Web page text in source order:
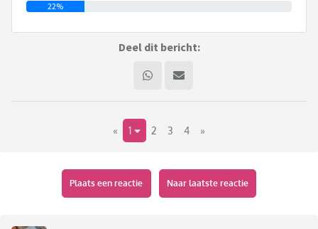
22%
Deel dit bericht:
« 1 2 3 4 »
Plaats een reactie Naar laatste reactie